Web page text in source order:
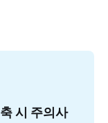
시 주의사